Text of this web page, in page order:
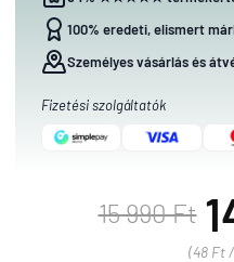
100% eredeti, elismert
Személyes vásárlás és
Fizetési szolgáltatók
15 990 Ft
(48 Ft